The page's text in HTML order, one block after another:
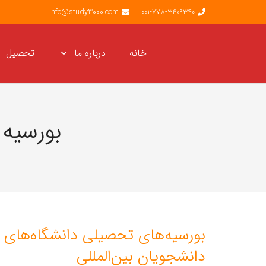
001-778-3409340
info@study3000.com
خانه درباره ما تحصیل
بورسیه‌های تحصیلی
دانشجویان بین‌المللی